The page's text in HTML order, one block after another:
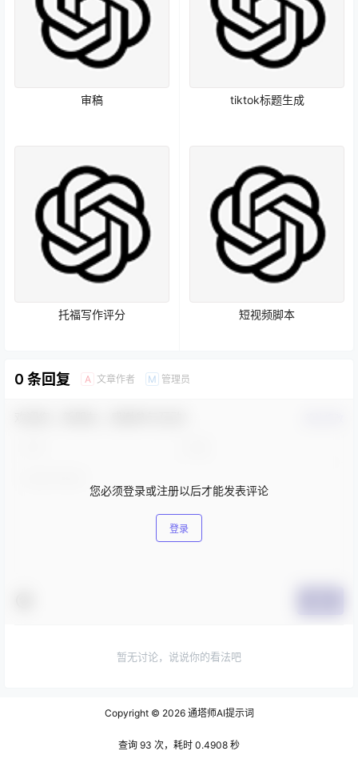
审稿 tiktok标题生成
托福写作评分 短视频脚本
0 条回复 A 文章作者 M 管理员
您必须登录或注册以后才能发表评论
登录
暂无讨论，说说你的看法吧
Copyright © 2026通塔师AI提示词
查询 93 次，耗时 0.4908 秒